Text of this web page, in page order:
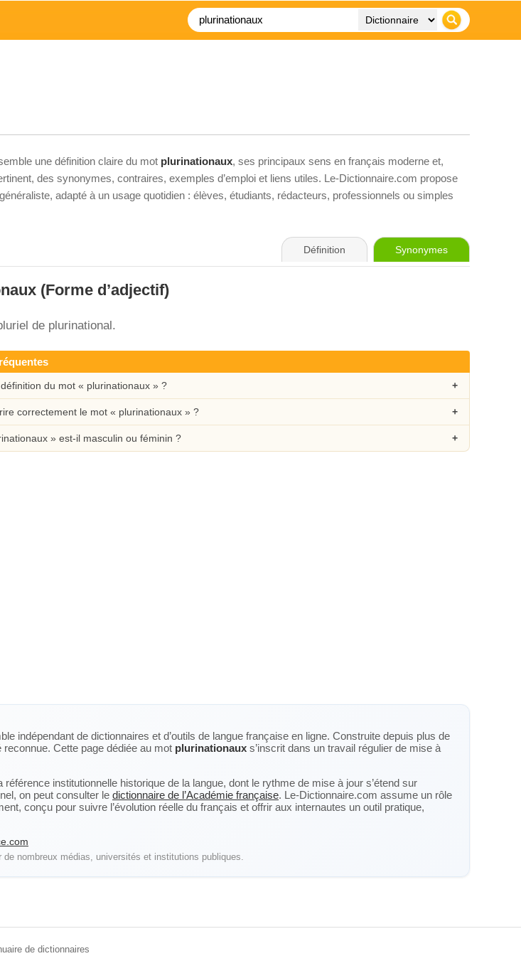
une définition claire du mot plurinationaux, ses principaux sens en français moderne et,
des synonymes, contraires, exemples d’emploi et liens utiles. Le-Dictionnaire.com propose
adapté à un usage quotidien : élèves, étudiants, rédacteurs, professionnels ou simples
Définition Synonymes
(Forme d’adjectif)
de plurinational.
du mot « plurinationaux » ?
correctement le mot « plurinationaux » ?
» est-il masculin ou féminin ?
indépendant de dictionnaires et d’outils de langue française en ligne. Construite depuis plus de
Cette page dédiée au mot plurinationaux s’inscrit dans un travail régulier de mise à
institutionnelle historique de la langue, dont le rythme de mise à jour s’étend sur
on peut consulter le dictionnaire de l’Académie française. Le-Dictionnaire.com assume un rôle
conçu pour suivre l’évolution réelle du français et offrir aux internautes un outil pratique,
nombreux médias, universités et institutions publiques.
de dictionnaires